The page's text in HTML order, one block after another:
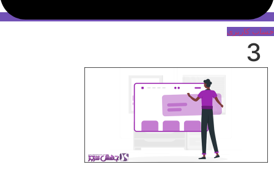
حساب کاربری
3